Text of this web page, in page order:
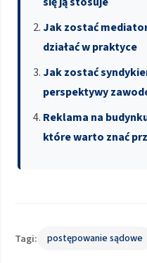
Jak zostać
działać w praktyce
Jak zostać
perspektywy
Reklama na
które warto znać
Tagi: postępowanie sądowe